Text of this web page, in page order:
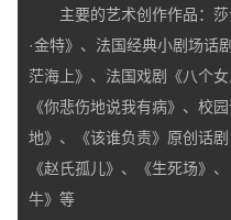
主要的艺术创作作品：
·金特》、法国经典小剧场话
茫海上》、法国戏剧《八个
《你悲伤地说我有病》、校
地》、《该谁负责》原创话
《赵氏孤儿》、《生死场》
牛》等